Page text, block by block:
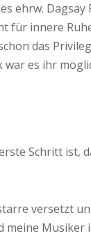
ehrw.
für innere
das
es ihr
Schritt
versetzt